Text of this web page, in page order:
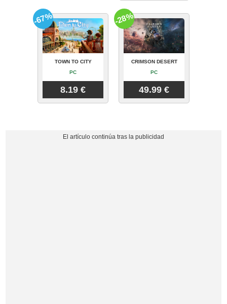
TOWN TO CITY
PC
8.19 €
-67%
CRIMSON DESERT
PC
49.99 €
-28%